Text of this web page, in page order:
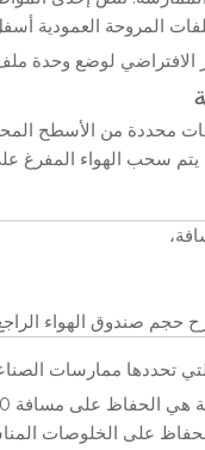
المروحة العمودية
الافتراضي لوضع وحدة
محددة من الأسطح
سحب الهواء المفرغ
تحددها ممارسات
على الخلوصات